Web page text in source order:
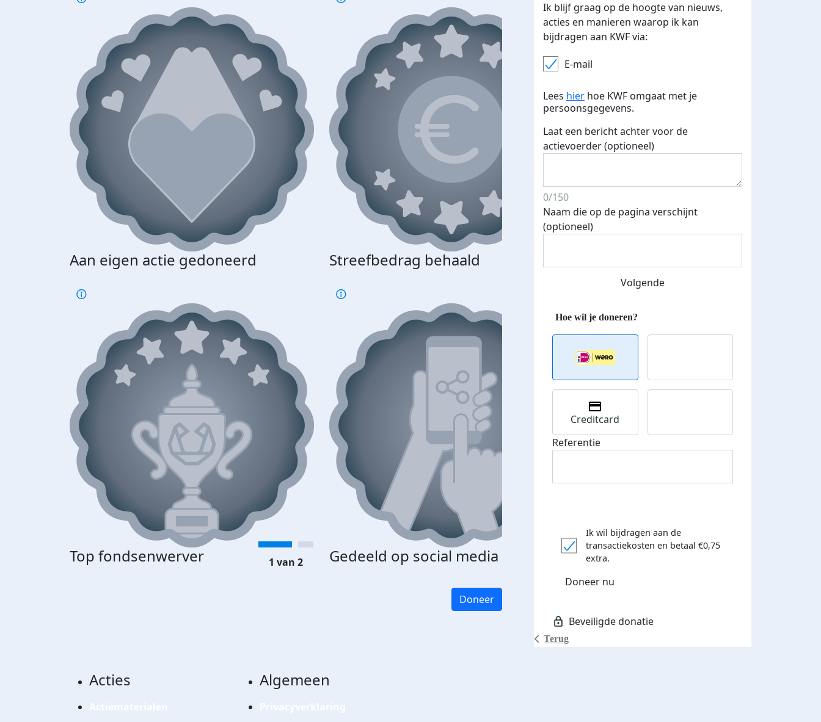
Aan eigen actie gedoneerd Streefbedrag behaald
Top fondsenwerver Gedeeld op social media Donateurs bedankt
1 van 2
Doneer
Ik blijf graag op de hoogte van nieuws,
acties en manieren waarop ik kan
bijdragen aan KWF via:
E-mail
Lees hier hoe KWF omgaat met je
persoonsgegevens.
Laat een bericht achter voor de
actievoerder (optioneel)
0/150
Naam die op de pagina verschijnt
(optioneel)
Volgende
Terug
Creditcard
Referentie
Ik wil bijdragen aan de
transactiekosten en betaal €0,75
extra.
Doneer nu
Acties Algemeen